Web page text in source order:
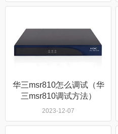
华三msr810怎么调试（华
三msr810调试方法）
2023-12-07